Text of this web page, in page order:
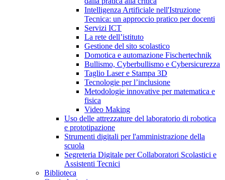
Intelligenza Artificiale nell'Istruzione
Tecnica: un approccio pratico per docenti
Servizi ICT
La rete dell’istituto
Gestione del sito scolastico
Domotica e automazione Fischertechnik
Bullismo, Cyberbullismo e Cybersicurezza
Taglio Laser e Stampa 3D
Tecnologie per l’inclusione
Metodologie innovative per matematica e
fisica
Video Making
Uso delle attrezzature del laboratorio di robotica
e prototipazione
Strumenti digitali per l'amministrazione della
scuola
Segreteria Digitale per Collaboratori Scolastici e
Assistenti Tecnici
Biblioteca